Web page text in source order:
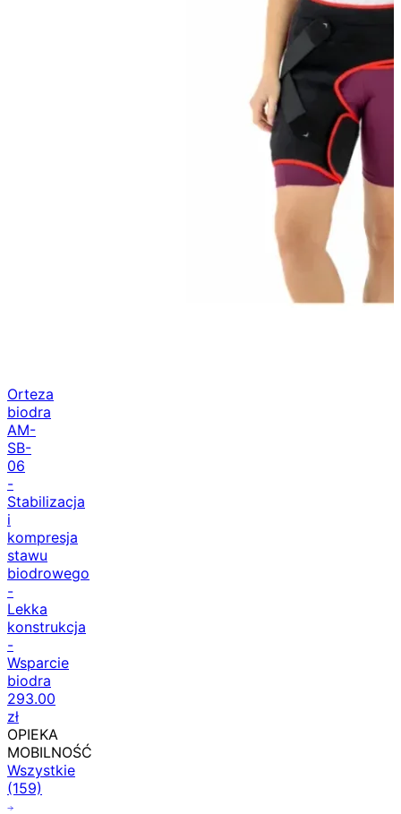
Orteza
biodra
AM-
SB-
06
-
Stabilizacja
i
kompresja
stawu
biodrowego
-
Lekka
konstrukcja
-
Wsparcie
biodra
293.00
zł
OPIEKA
MOBILNOŚĆ
Wszystkie
(159)